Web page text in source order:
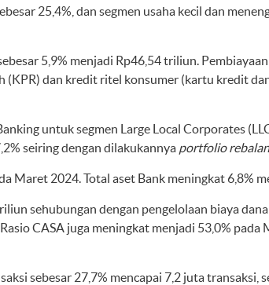
25,4%, dan segmen usaha kecil dan
5,9% menjadi Rp46,54 triliun.
dan kredit ritel konsumer (kartu kredit
untuk segmen Large Local Corporates
seiring dengan dilakukannya portfolio
Maret 2024. Total aset Bank meningkat 6,8%
sehubungan dengan pengelolaan biaya
CASA juga meningkat menjadi 53,0%
sebesar 27,7% mencapai 7,2 juta transaksi,